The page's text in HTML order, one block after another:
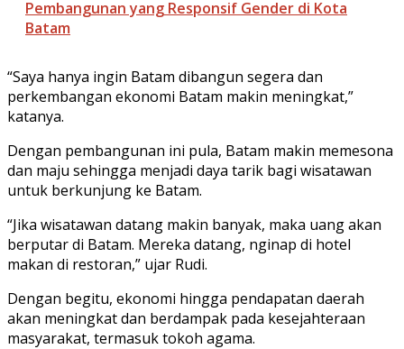
Pembangunan yang Responsif Gender di Kota
Batam
“Saya hanya ingin Batam dibangun segera dan
perkembangan ekonomi Batam makin meningkat,”
katanya.
Dengan pembangunan ini pula, Batam makin memesona
dan maju sehingga menjadi daya tarik bagi wisatawan
untuk berkunjung ke Batam.
“Jika wisatawan datang makin banyak, maka uang akan
berputar di Batam. Mereka datang, nginap di hotel
makan di restoran,” ujar Rudi.
Dengan begitu, ekonomi hingga pendapatan daerah
akan meningkat dan berdampak pada kesejahteraan
masyarakat, termasuk tokoh agama.